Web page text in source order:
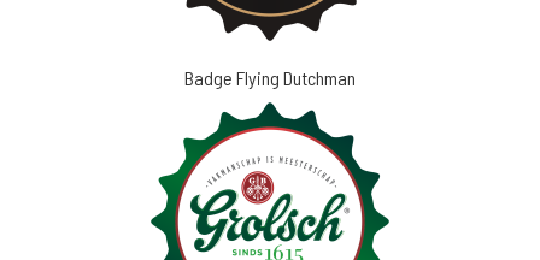
Badge Flying Dutchman